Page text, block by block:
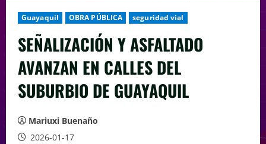
Guayaquil OBRA PÚBLICA seguridad vial
SEÑALIZACIÓN Y ASFALTADO
AVANZAN EN CALLES DEL
SUBURBIO DE GUAYAQUIL
Mariuxi Buenaño
2026-01-17